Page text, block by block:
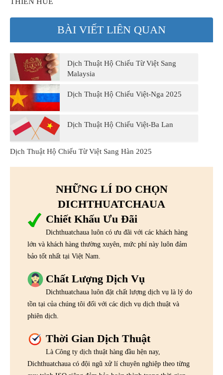
BÀI VIẾT LIÊN QUAN
Dịch Thuật Hộ Chiếu Từ Việt Sang
Malaysia
Dịch Thuật Hộ Chiếu Việt-Nga 2025
Dịch Thuật Hộ Chiếu Việt-Ba Lan
Dịch Thuật Hộ Chiếu Từ Việt Sang Hàn 2025
NHỮNG LÍ DO CHỌN
DICHTHUATCHAUA
Chiết Khấu Ưu Đãi
Dichthuatchaua luôn có ưu đãi với các khách hàng
lớn và khách hàng thường xuyên, mức phí này luôn đảm
bảo tốt nhất tại Việt Nam.
Chất Lượng Dịch Vụ
Dichthuatchaua luôn đặt chất lượng dịch vụ là lý do
tồn tại của chúng tôi đối với các dịch vụ dịch thuật và
phiên dịch.
Thời Gian Dịch Thuật
Là Công ty dịch thuật hàng đầu hện nay,
Dichthuatchaua có đội ngũ xử lí chuyên nghiệp theo từng